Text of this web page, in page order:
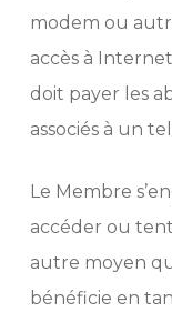
modem ou
accès à
doit payer les
associés à un
Le Membre
accéder ou
autre moyen
bénéficie en